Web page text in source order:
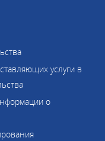
услуги в
о